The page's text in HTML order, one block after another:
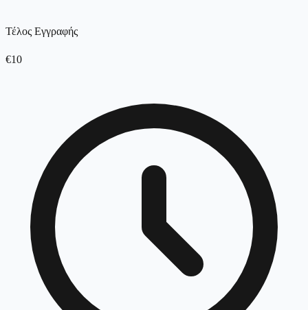
Τέλος Εγγραφής
€10